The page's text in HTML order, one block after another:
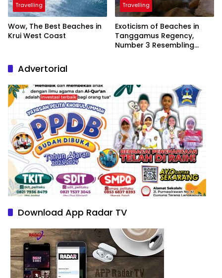
Travelling
Wow, The Best Beaches in
Krui West Coast
Travelling
Exoticism of Beaches in
Tanggamus Regency,
Number 3 Resembling
Advertorial
Download App Radar TV